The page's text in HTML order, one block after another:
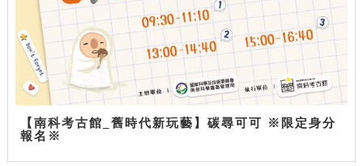
【南科考古館_舊時代新玩藝】碳尋可可 ※限定身分
報名※